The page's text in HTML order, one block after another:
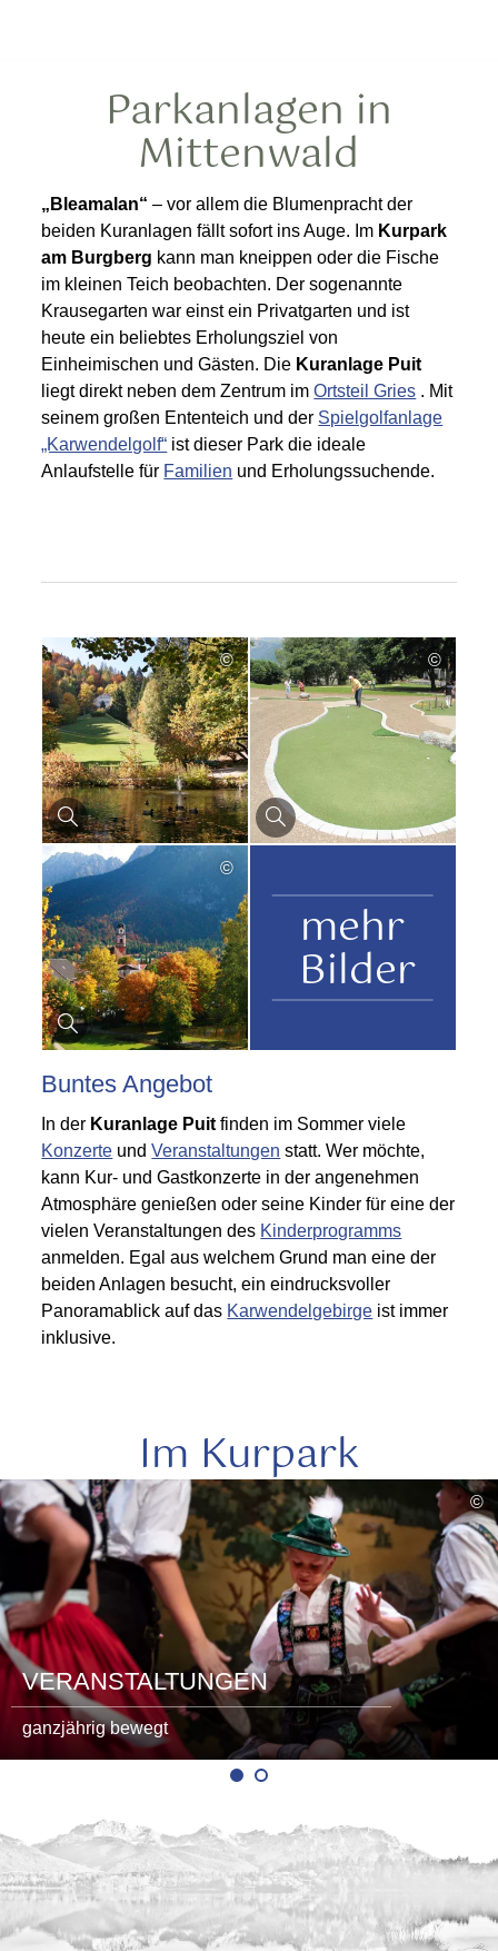
Parkanlagen in
Mittenwald
„Bleamalan“ – vor allem die Blumenpracht der
beiden Kuranlagen fällt sofort ins Auge. Im Kurpark
am Burgberg kann man kneippen oder die Fische
im kleinen Teich beobachten. Der sogenannte
Krausegarten war einst ein Privatgarten und ist
heute ein beliebtes Erholungsziel von
Einheimischen und Gästen. Die Kuranlage Puit
liegt direkt neben dem Zentrum imOrtsteil Gries . Mit
seinem großen Ententeich und der Spielgolfanlage
„Karwendelgolf“ ist dieser Park die ideale
Anlaufstelle für Familien und Erholungssuchende.
© ©
©
mehr
Bilder
Buntes Angebot
In der Kuranlage Puit finden im Sommer viele
Konzerte undVeranstaltungen statt. Wer möchte,
kann Kur- und Gastkonzerte in der angenehmen
Atmosphäre genießen oder seine Kinder für eine der
vielen Veranstaltungen des Kinderprogramms
anmelden. Egal aus welchem Grund man eine der
beiden Anlagen besucht, ein eindrucksvoller
Panoramablick auf das Karwendelgebirge ist immer
inklusive.
Im Kurpark
©
VERANSTALTUNGEN
ganzjährig bewegt
mehr
lesen